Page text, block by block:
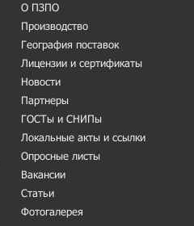
О ПЗПО
Производство
География поставок
Лицензии и сертификаты
Новости
Партнеры
ГОСТы и СНИПы
Локальные акты и ссылки
Опросные листы
Вакансии
Статьи
Фотогалерея